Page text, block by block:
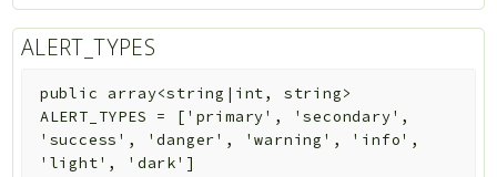
ALERT_TYPES
public
array<string|int, string>
ALERT_TYPES =
['primary', 'secondary',
'success', 'danger', 'warning', 'info',
'light', 'dark']